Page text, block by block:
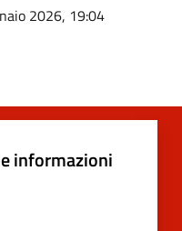
2026, 19:04
informazioni